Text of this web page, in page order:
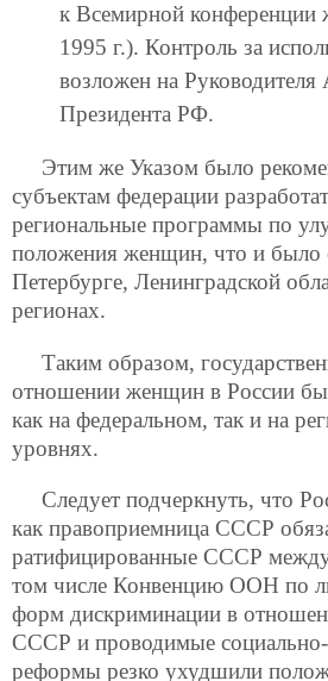
к Всемирной
1995 г.). Контроль за
возложен на
Президента РФ.
Этим же Указом было
субъектам федерации
региональные программы по
положения женщин, что и было
Петербурге, Ленинградской
регионах.
Таким образом,
отношении женщин в России
как на федеральном, так и на
уровнях.
Следует подчеркнуть, что
как правоприемница СССР
ратифицированные СССР
том числе Конвенцию ООН по
форм дискриминации в
СССР и проводимые социально-
реформы резко ухудшили